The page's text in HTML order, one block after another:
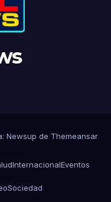
Newsup de Themeansar
InternacionalEventos
Sociedad